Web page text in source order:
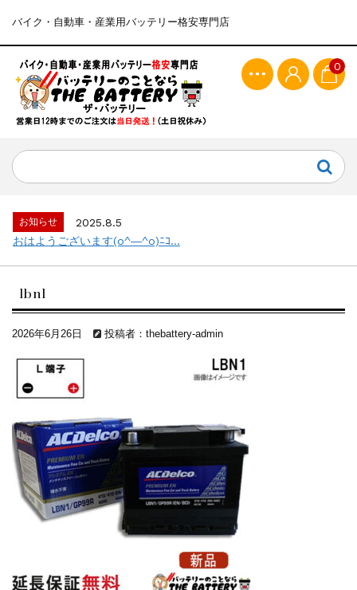
バイク・自動車・産業用バッテリー格安専門店
0
お知らせ
2025.8.5
おはようございます(o^―^o)ﾆｺ...
lbn1
2026年6月26日 投稿者：thebattery-admin